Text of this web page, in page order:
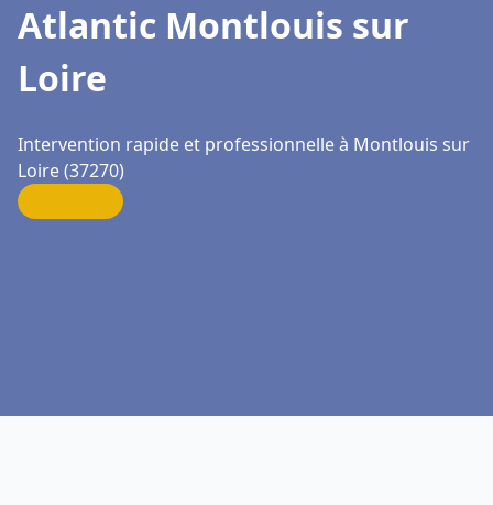
Atlantic Montlouis sur
Loire
Intervention rapide et professionnelle à Montlouis sur
Loire (37270)